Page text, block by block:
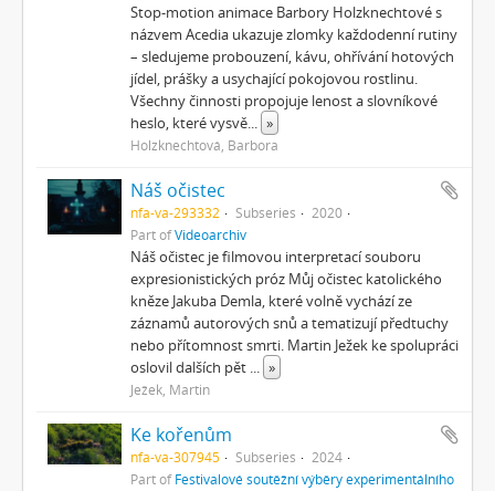
Stop-motion animace Barbory Holzknechtové s
názvem Acedia ukazuje zlomky každodenní rutiny
– sledujeme probouzení, kávu, ohřívání hotových
jídel, prášky a usychající pokojovou rostlinu.
Všechny činnosti propojuje lenost a slovníkové
heslo, které vysvě... »
Holzknechtová, Barbora
Náš očistec
nfa-va-293332 Subseries
2020
Part ofVideoarchiv
Náš očistec je filmovou interpretací souboru
expresionistických próz Můj očistec katolického
kněze Jakuba Demla, které volně vychází ze
záznamů autorových snů a tematizují předtuchy
nebo přítomnost smrti. Martin Ježek ke spolupráci
oslovil dalších pět ... »
Ježek, Martin
Ke kořenům
nfa-va-307945 Subseries
2024
Part ofFestivalové soutěžní výběry experimentálního